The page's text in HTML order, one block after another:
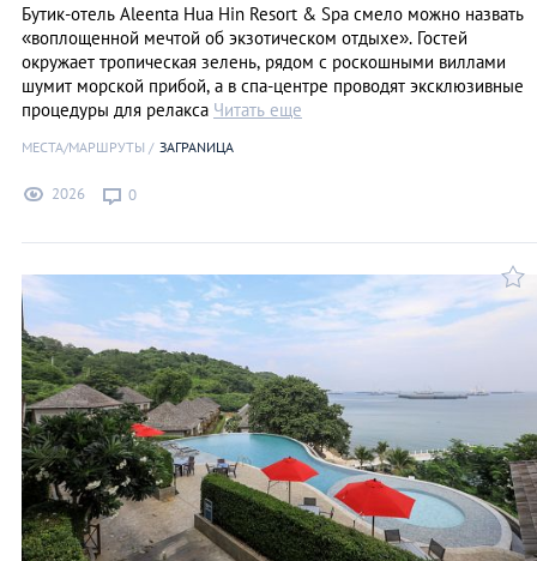
Бутик-отель Aleenta Hua Hin Resort & Spa смело можно назвать
«воплощенной мечтой об экзотическом отдыхе». Гостей
окружает тропическая зелень, рядом с роскошными виллами
шумит морской прибой, а в спа-центре проводят эксклюзивные
процедуры для релакса Читать еще
МЕСТА/МАРШРУТЫ ЗАГРАNИЦА
2026 0